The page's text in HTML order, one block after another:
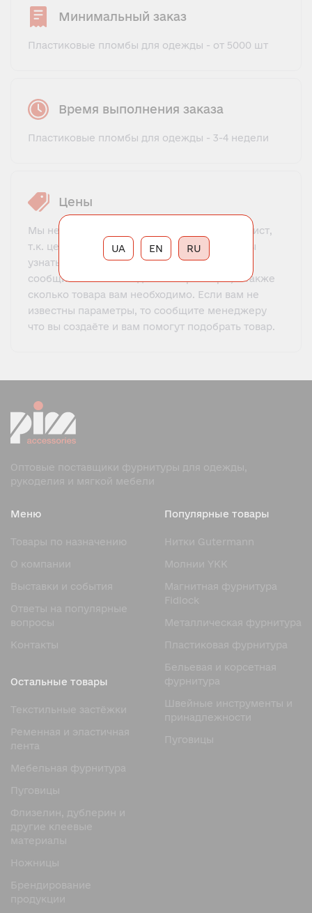
Минимальный заказ
Пластиковые пломбы для одежды - от 5000 шт
Время выполнения заказа
Пластиковые пломбы для одежды - 3-4 недели
Цены
Мы не предлагаем фиксированный прайс-лист,
т.к. цена зависит от многих факторов. Чтобы
узнать цену, свяжитесь с менеджером и
сообщите все необходимые параметры, а также
сколько товара вам необходимо. Если вам не
известны параметры, то сообщите менеджеру
что вы создаёте и вам помогут подобрать товар.
Оптовые поставщики фурнитуры для одежды,
рукоделия и мягкой мебели
Меню
Товары по назначению
О компании
Выставки и события
Ответы на популярные
вопросы
Контакты
Популярные товары
Нитки Gutermann
Молнии YKK
Магнитная фурнитура
Fidlock
Металлическая фурнитура
Пластиковая фурнитура
Бельевая и корсетная
фурнитура
Швейные инструменты и
принадлежности
Пуговицы
Остальные товары
Текстильные застёжки
Ременная и эластичная
лента
Мебельная фурнитура
Пуговицы
Флизелин, дублерин и
другие клеевые
материалы
Ножницы
Брендирование
продукции
RU
UA EN